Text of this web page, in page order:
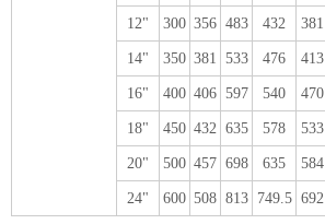
12" 300 356 483 432 381
14" 350 381 533 476 413
16" 400 406 597 540 470
18" 450 432 635 578 533
20" 500 457 698 635 584
24" 600 508 813 749.5 692